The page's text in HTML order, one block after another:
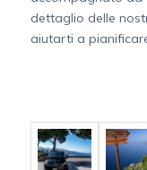
dettaglio delle
aiutarti a